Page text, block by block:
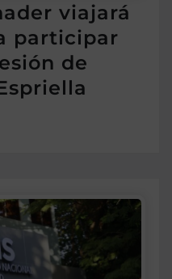
viajará
participar
de